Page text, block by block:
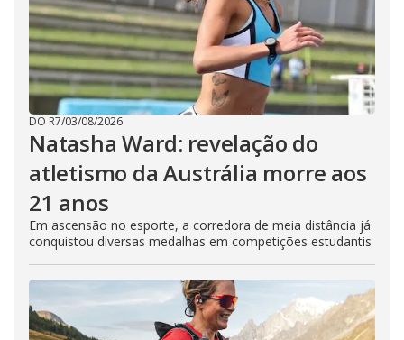
DO R7/03/08/2026
Natasha Ward: revelação do
atletismo da Austrália morre aos
21 anos
Em ascensão no esporte, a corredora de meia distância já
conquistou diversas medalhas em competições estudantis